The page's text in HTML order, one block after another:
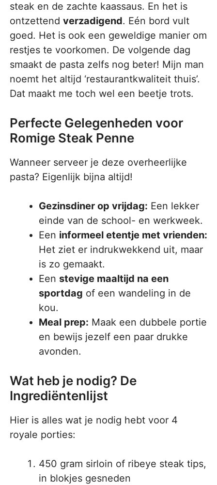
steak en de zachte kaassaus. En het is
ontzettend verzadigend. Eén bord vult
goed. Het is ook een geweldige manier om
restjes te voorkomen. De volgende dag
smaakt de pasta zelfs nog beter! Mijn man
noemt het altijd ‘restaurantkwaliteit thuis’.
Dat maakt me toch wel een beetje trots.
Perfecte Gelegenheden voor
Romige Steak Penne
Wanneer serveer je deze overheerlijke
pasta? Eigenlijk bijna altijd!
Gezinsdiner op vrijdag: Een lekker
einde van de school- en werkweek.
Een informeel etentje met vrienden:
Het ziet er indrukwekkend uit, maar
is zo gemaakt.
Een stevige maaltijd na een
sportdag of een wandeling in de
kou.
Meal prep: Maak een dubbele portie
en bewijs jezelf een paar drukke
avonden.
Wat heb je nodig? De
Ingrediëntenlijst
Hier is alles wat je nodig hebt voor 4
royale porties:
450 gram sirloin of ribeye steak tips,
in blokjes gesneden